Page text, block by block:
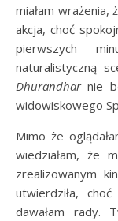
miałam wrażenia,
akcja, choć
pierwszych
naturalistyczną
Dhurandharnie
widowiskowego
Mimo że
wiedziałam, że
zrealizowanym
utwierdziła,
dawałam rady.